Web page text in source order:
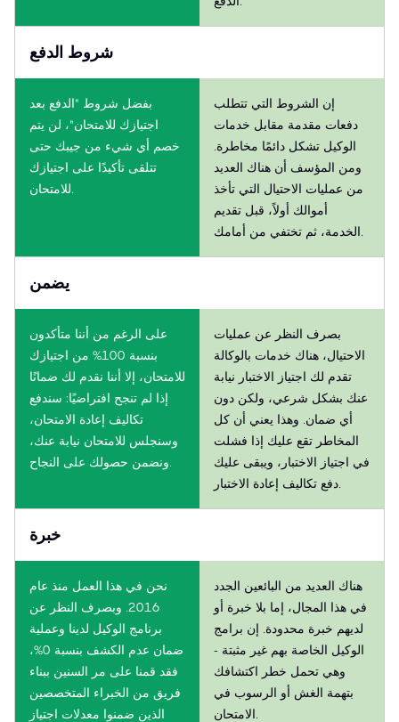
شروط الدفع
بفضل شروط "الدفع بعد
اجتيازك للامتحان"، لن يتم
خصم أي شيء من جيبك حتى
تتلقى تأكيدًا على اجتيازك
إن الشروط التي تتطلب
دفعات مقدمة مقابل خدمات
الوكيل تشكل دائمًا مخاطرة.
ومن المؤسف أن هناك العديد
من عمليات الاحتيال التي تأخذ
أموالك أولاً، قبل تقديم
يضمن
على الرغم من أننا متأكدون
بنسبة 100% من اجتيازك
للامتحان، إلا أننا نقدم لك ضمانًا
إذا لم تنجح افتراضيًا: سندفع
تكاليف إعادة الامتحان،
وسنجلس للامتحان نيابة عنك،
بصرف النظر عن عمليات
الاحتيال، هناك خدمات بالوكالة
تقدم لك اجتياز الاختبار نيابة
عنك بشكل شرعي، ولكن دون
أي ضمان. وهذا يعني أن كل
المخاطر تقع عليك إذا فشلت
في اجتياز الاختبار، ويبقى عليك
خبرة
نحن في هذا العمل منذ عام
2016. وبصرف النظر عن
برنامج الوكيل لدينا وعملية
ضمان عدم الكشف بنسبة 0%،
فقد قمنا على مر السنين ببناء
فريق من الخبراء المتخصصين
الذين ضمنوا معدلات اجتياز
هناك العديد من البائعين الجدد
في هذا المجال، إما بلا خبرة أو
لديهم خبرة محدودة. إن برامج
الوكيل الخاصة بهم غير مثبتة -
وهي تحمل خطر اكتشافك
بتهمة الغش أو الرسوب في